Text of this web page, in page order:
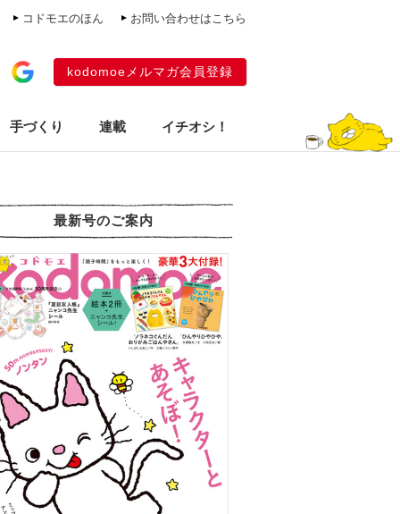
コドモエのほん お問い合わせはこちら
kodomoeメルマガ会員登録
手づくり 連載 イチオシ！
最新号のご案内